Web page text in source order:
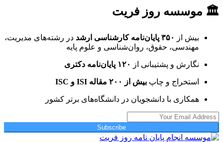
🏛 موسسه روز فریت
بیش از ۳۵۰ پایان‌نامه کارشناسی ارشد
در رشته‌های مدیریت،
مهندسی، حقوق، روان‌شناسی و علوم پایه
نگارش و پشتیبانی از ۱۲۰ پایان‌نامه دکتری
استخراج و چاپ بیش از ۲۰۰ مقاله ISI و ISC
همکاری با دانشجویان در دانشگاه‌های برتر کشور
Subscribe